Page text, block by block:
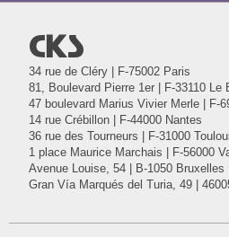
@
34 rue de Cléry | F-75002 Paris
81, Boulevard Pierre 1er | F-33110 Le
47 boulevard Marius Vivier Merle | F-
14 rue Crébillon | F-44000 Nantes
36 rue des Tourneurs | F-31000
1 place Maurice Marchais | F-56000
Avenue Louise, 54 | B-1050 Bruxelles
Gran Vía Marqués del Turia, 49 |